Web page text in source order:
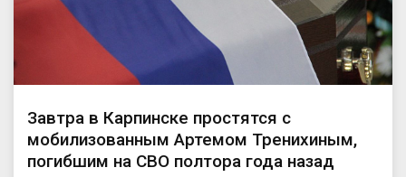
Завтра в Карпинске простятся с
мобилизованным Артемом Тренихиным,
погибшим на СВО полтора года назад